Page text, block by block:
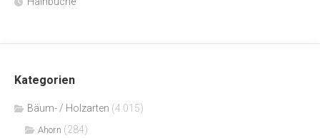
Kategorien
Bäum- / Holzarten (4.015)
Ahorn (284)